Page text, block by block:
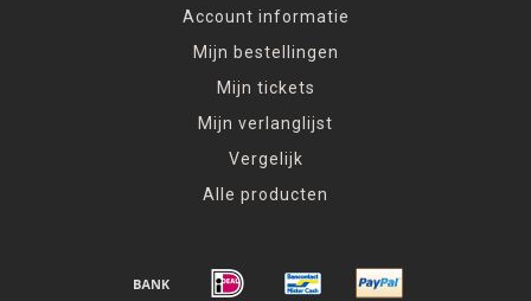
Account informatie
Mijn bestellingen
Mijn tickets
Mijn verlanglijst
Vergelijk
Alle producten